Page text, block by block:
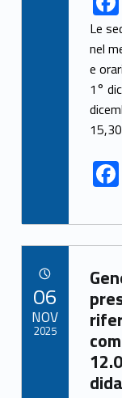
Le
nel
e
1°
Link identifier archive
06
NOV
2025